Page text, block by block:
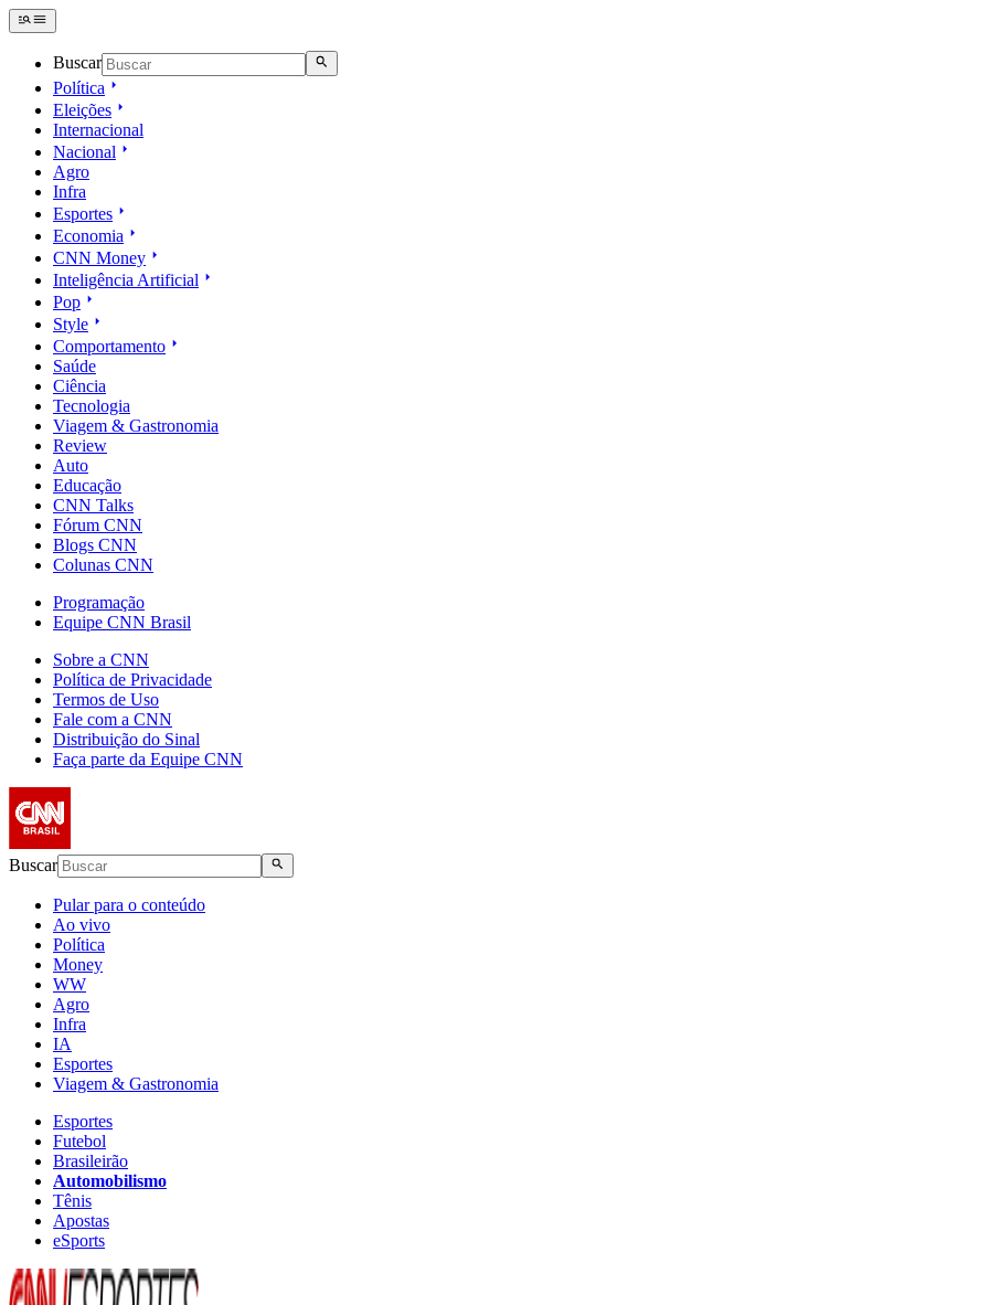
Buscar
Política
Eleições
Internacional
Nacional
Agro
Infra
Esportes
Economia
CNN Money
Inteligência Artificial
Pop
Style
Comportamento
Saúde
Ciência
Tecnologia
Viagem & Gastronomia
Review
Auto
Educação
CNN Talks
Fórum CNN
Blogs CNN
Colunas CNN
Programação
Equipe CNN Brasil
Sobre a CNN
Política de Privacidade
Termos de Uso
Fale com a CNN
Distribuição do Sinal
Faça parte da Equipe CNN
Buscar
Pular para o conteúdo
Ao vivo
Política
Money
WW
Agro
Infra
IA
Esportes
Viagem & Gastronomia
Esportes
Futebol
Brasileirão
Automobilismo
Tênis
Apostas
eSports